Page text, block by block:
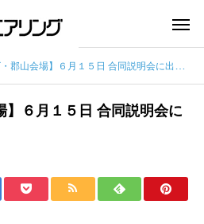
郡山会場】６月１５日 合同説明会に出展します！
】６月１５日 合同説明会に